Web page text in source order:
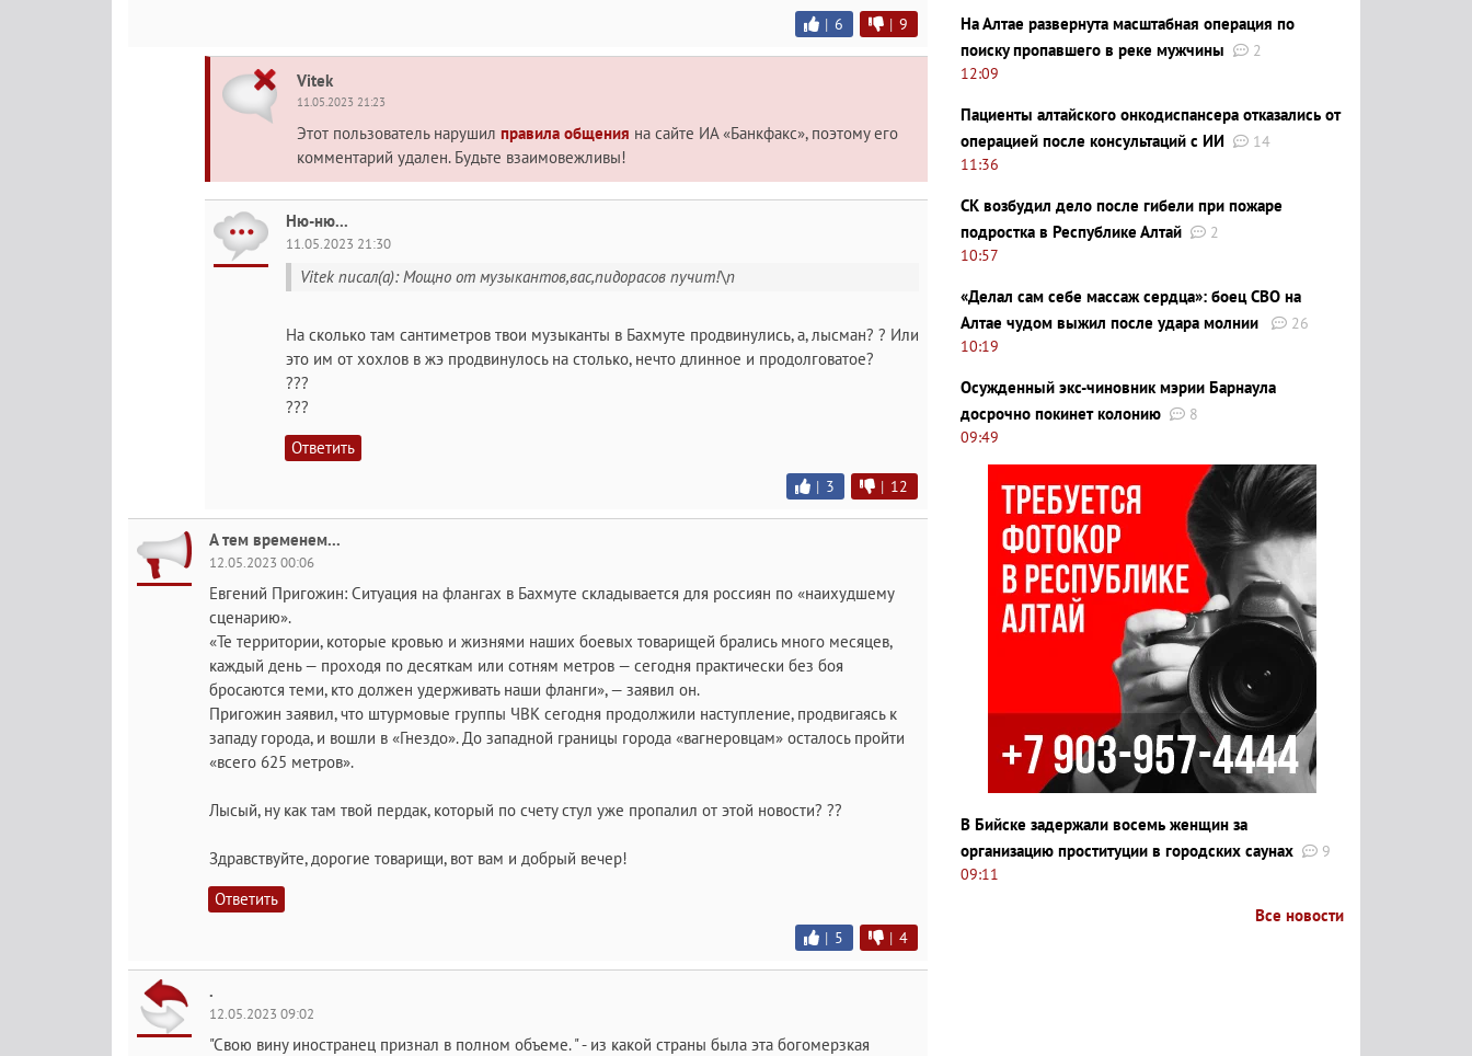
| 6 | 9
Vitek
11.05.2023 21:23
Этот пользователь нарушил правила общения на сайте ИА «Банкфакс», поэтому его
комментарий удален. Будьте взаимовежливы!
Ню-ню...
11.05.2023 21:30
Vitek писал(а): Мощно от музыкантов,вас,пидopасов пучит!\n
На сколько там сантиметров твои музыканты в Бахмуте продвинулись, а, лыcмaн? ? Или
это им от хохлов в жэ продвинулось на столько, нечто длинное и продолговатое?
???
???
Ответить
| 3 | 12
А тем временем...
12.05.2023 00:06
Евгений Пригожин: Ситуация на флангах в Бахмуте складывается для россиян по «наихудшему
сценарию».
«Те территории, которые кровью и жизнями наших боевых товарищей брались много месяцев,
каждый день — проходя по десяткам или сотням метров — сегодня практически без боя
бросаются теми, кто должен удерживать наши фланги», — заявил он.
Пригожин заявил, что штурмовые группы ЧВК сегодня продолжили наступление, продвигаясь к
западу города, и вошли в «Гнездо». До западной границы города «вагнеровцам» осталось пройти
«всего 625 метров».
Лысый, ну как там твой пepдaк, который по счету стул уже пропалил от этой новости? ??
Здравствуйте, дорогие товарищи, вот вам и добрый вечер!
Ответить
| 5 | 4
.
12.05.2023 09:02
"Свою вину иностранец признал в полном объеме. " - из какой страны была эта богомерзкая
На Алтае развернута масштабная операция по
поиску пропавшего в реке мужчины
2
12:09
Пациенты алтайского онкодиспансера отказались от
операцией после консультаций с ИИ
14
11:36
СК возбудил дело после гибели при пожаре
подростка в Республике Алтай
2
10:57
«Делал сам себе массаж сердца»: боец СВО на
Алтае чудом выжил после удара молнии
26
10:19
Осужденный экс-чиновник мэрии Барнаула
досрочно покинет колонию
8
09:49
В Бийске задержали восемь женщин за
организацию проституции в городских саунах
9
09:11
Все новости